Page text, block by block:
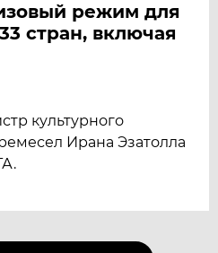
режим для
стран, включая
культурного
Ирана Эзатолла